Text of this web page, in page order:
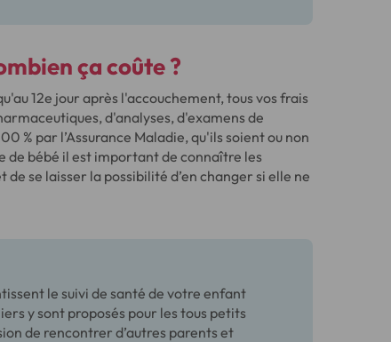
ça coûte ?
12e jour après l'accouchement, tous vos frais
d'analyses, d'examens de
% par l’Assurance Maladie, qu'ils soient ou non
de bébé il est important de connaître les
se laisser la possibilité d’en changer si elle ne
le suivi de santé de votre enfant
y sont proposés pour les tous petits
de rencontrer d’autres parents et